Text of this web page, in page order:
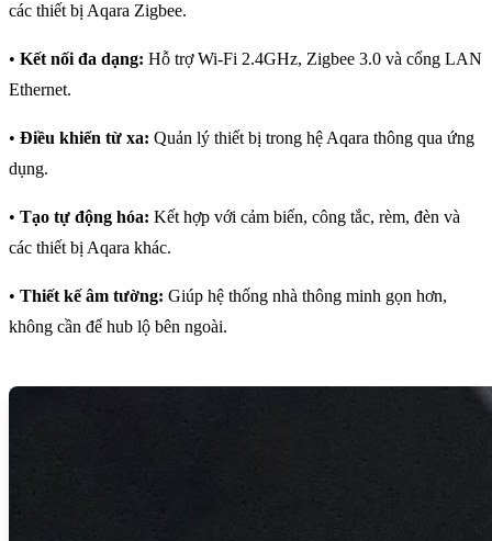
các thiết bị Aqara Zigbee.
• Kết nối đa dạng: Hỗ trợ Wi-Fi 2.4GHz, Zigbee 3.0 và cổng LAN
Ethernet.
• Điều khiển từ xa: Quản lý thiết bị trong hệ Aqara thông qua ứng
dụng.
• Tạo tự động hóa: Kết hợp với cảm biến, công tắc, rèm, đèn và
các thiết bị Aqara khác.
• Thiết kế âm tường: Giúp hệ thống nhà thông minh gọn hơn,
không cần để hub lộ bên ngoài.